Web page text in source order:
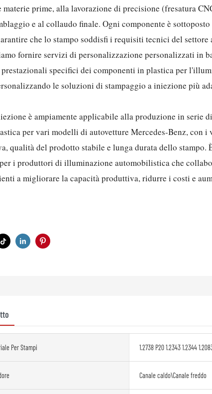
prime, alla lavorazione di precisione (fresatura
e al collaudo finale. Ogni componente è
che lo stampo soddisfi i requisiti tecnici del
fornire servizi di personalizzazione personalizzati in
specifici dei componenti in plastica per
le soluzioni di stampaggio a iniezione più
è ampiamente applicabile alla produzione in serie
per vari modelli di autovetture Mercedes-Benz, con i
qualità del prodotto stabile e lunga durata dello stampo.
i produttori di illuminazione automobilistica che
a migliorare la capacità produttiva, ridurre i costi e
Per Stampi 1.2738 P20 1.2343 1.2344
Canale caldo\Canale freddo